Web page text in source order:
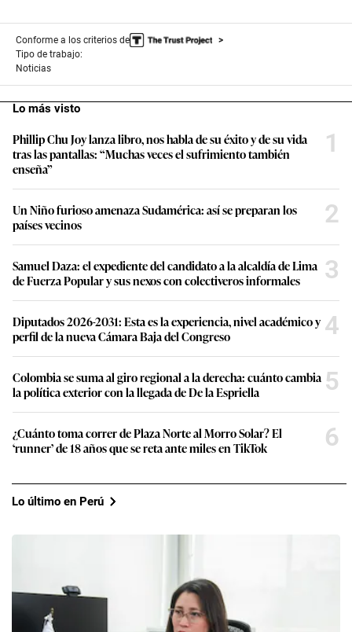
Conforme a los criterios de
Tipo de trabajo:
Noticias
Lo más visto
Phillip Chu Joy lanza libro, nos habla de su éxito y de su vida
tras las pantallas: “Muchas veces el sufrimiento también
enseña”
1
Un Niño furioso amenaza Sudamérica: así se preparan los
países vecinos
2
Samuel Daza: el expediente del candidato a la alcaldía de Lima
de Fuerza Popular y sus nexos con colectiveros informales
3
Diputados 2026-2031: Esta es la experiencia, nivel académico y
perfil de la nueva Cámara Baja del Congreso
4
Colombia se suma al giro regional a la derecha: cuánto cambia
la política exterior con la llegada de De la Espriella
5
¿Cuánto toma correr de Plaza Norte al Morro Solar? El
‘runner’ de 18 años que se reta ante miles en TikTok
6
Lo último en Perú